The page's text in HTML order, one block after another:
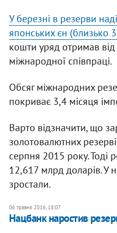
У березні в резерви
японських єн (близько
кошти уряд отримав від
міжнародної співпраці.
Обсяг міжнародних
покриває 3,4 місяця
Варто відзначити, що
золотовалютних
серпня 2015 року. Тоді
12,617 млрд доларів. У
зростали.
06 травня 2016, 18:07
Нацбанк наростив